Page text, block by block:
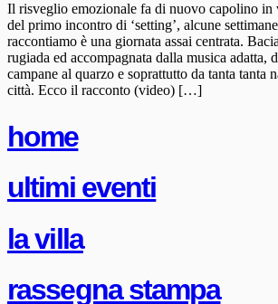
Il risveglio emozionale fa di nuovo capolino in
del primo incontro di ‘setting’, alcune
raccontiamo è una giornata assai centrata.
rugiada ed accompagnata dalla musica adatta,
campane al quarzo e soprattutto da tanta tanta
città. Ecco il racconto (video) […]
home
ultimi eventi
la villa
rassegna stampa